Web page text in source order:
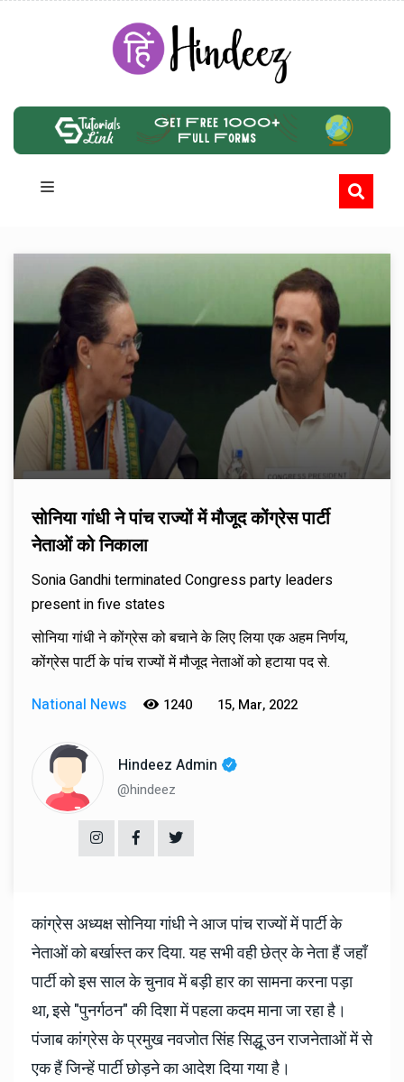
सोनिया गांधी ने पांच राज्यों में मौजूद कोंग्रेस पार्टी
नेताओं को निकाला
Sonia Gandhi terminated Congress party leaders
present in five states
सोनिया गांधी ने कोंग्रेस को बचाने के लिए लिया एक अहम निर्णय,
कोंग्रेस पार्टी के पांच राज्यों में मौजूद नेताओं को हटाया पद से.
National News
1240 15, Mar, 2022
Hindeez Admin
@hindeez
कांग्रेस अध्यक्ष सोनिया गांधी ने आज पांच राज्यों में पार्टी के
नेताओं को बर्खास्त कर दिया. यह सभी वही छेत्र के नेता हैं जहाँ
पार्टी को इस साल के चुनाव में बड़ी हार का सामना करना पड़ा
था, इसे "पुनर्गठन" की दिशा में पहला कदम माना जा रहा है।
पंजाब कांग्रेस के प्रमुख नवजोत सिंह सिद्धू उन राजनेताओं में से
एक हैं जिन्हें पार्टी छोड़ने का आदेश दिया गया है।